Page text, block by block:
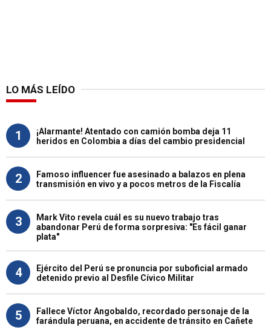
LO MÁS LEÍDO
1
¡Alarmante! Atentado con camión bomba deja 11
heridos en Colombia a días del cambio presidencial
2
Famoso influencer fue asesinado a balazos en plena
transmisión en vivo y a pocos metros de la Fiscalía
3
Mark Vito revela cuál es su nuevo trabajo tras
abandonar Perú de forma sorpresiva: "Es fácil ganar
plata"
4
Ejército del Perú se pronuncia por suboficial armado
detenido previo al Desfile Cívico Militar
5
Fallece Víctor Angobaldo, recordado personaje de la
farándula peruana, en accidente de tránsito en Cañete